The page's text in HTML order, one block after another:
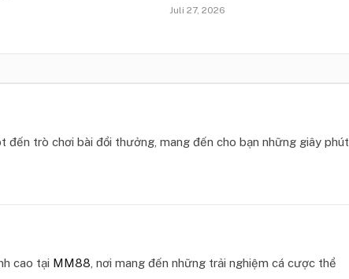
Juli 27, 2026
trò chơi bài đổi thưởng, mang đến cho bạn những giây phút
cao tại MM88 , nơi mang đến những trải nghiệm cá cược thể